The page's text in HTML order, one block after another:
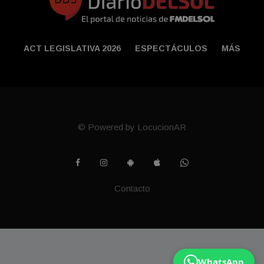
WhatsApp
ACT LEGISLATIVA 2026 ESPECTÁCULOS MÁS
© Powered by LocucionAR
Contacto